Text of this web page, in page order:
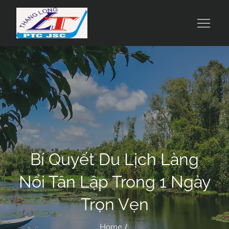
content
Suất Ăn Thăng Long
Công Ty Cổ Phần Du Lịch Và Chế Biến
Bí Quyết Du Lịch Làng
Nổi Tân Lập Trong 1 Ngày
Trọn Vẹn
Home